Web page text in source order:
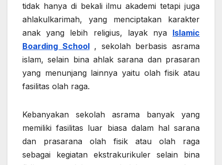
tidak hanya di bekali ilmu akademi tetapi juga
ahlakulkarimah, yang menciptakan karakter
anak yang lebih religius, layak nya Islamic
Boarding School, sekolah berbasis asrama
islam, selain bina ahlak sarana dan prasaran
yang menunjang lainnya yaitu olah fisik atau
fasilitas olah raga.
Kebanyakan sekolah asrama banyak yang
memiliki fasilitas luar biasa dalam hal sarana
dan prasarana olah fisik atau olah raga
sebagai kegiatan ekstrakurikuler selain bina